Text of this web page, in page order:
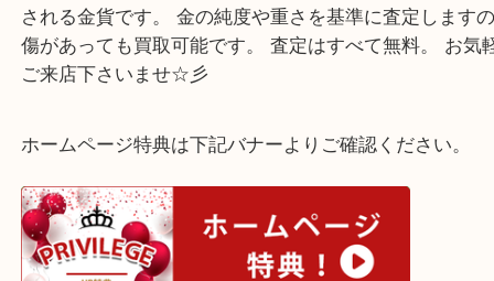
Facebook
Twitter
Line
記念金貨
公開日:2025/05/12 最終更新日:2025/08/06
記念金貨（ N/A N/A K24 ）
御在位記念10万円金貨 K24 貴金属 金 御成婚記念5万円金